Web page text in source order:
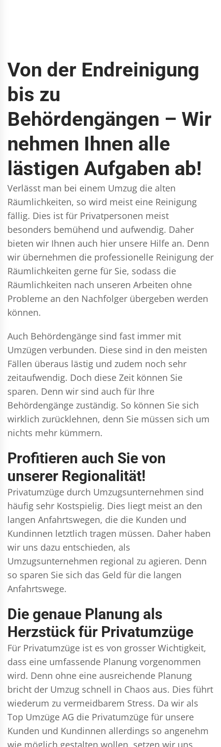
Von der Endreinigung
bis zu
Behördengängen – Wir
nehmen Ihnen alle
lästigen Aufgaben ab!
Verlässt man bei einem Umzug die alten
Räumlichkeiten, so wird meist eine Reinigung
fällig. Dies ist für Privatpersonen meist
besonders bemühend und aufwendig. Daher
bieten wir Ihnen auch hier unsere Hilfe an. Denn
wir übernehmen die professionelle Reinigung der
Räumlichkeiten gerne für Sie, sodass die
Räumlichkeiten nach unseren Arbeiten ohne
Probleme an den Nachfolger übergeben werden
können.
Auch Behördengänge sind fast immer mit
Umzügen verbunden. Diese sind in den meisten
Fällen überaus lästig und zudem noch sehr
zeitaufwendig. Doch diese Zeit können Sie
sparen. Denn wir sind auch für Ihre
Behördengänge zuständig. So können Sie sich
wirklich zurücklehnen, denn Sie müssen sich um
nichts mehr kümmern.
Profitieren auch Sie von
unserer Regionalität!
Privatumzüge durch Umzugsunternehmen sind
häufig sehr Kostspielig. Dies liegt meist an den
langen Anfahrtswegen, die die Kunden und
Kundinnen letztlich tragen müssen. Daher haben
wir uns dazu entschieden, als
Umzugsunternehmen regional zu agieren. Denn
so sparen Sie sich das Geld für die langen
Anfahrtswege.
Die genaue Planung als
Herzstück für Privatumzüge
Für Privatumzüge ist es von grosser Wichtigkeit,
dass eine umfassende Planung vorgenommen
wird. Denn ohne eine ausreichende Planung
bricht der Umzug schnell in Chaos aus. Dies führt
wiederum zu vermeidbarem Stress. Da wir als
Top Umzüge AG die Privatumzüge für unsere
Kunden und Kundinnen allerdings so angenehm
wie möglich gestalten wollen, setzen wir uns